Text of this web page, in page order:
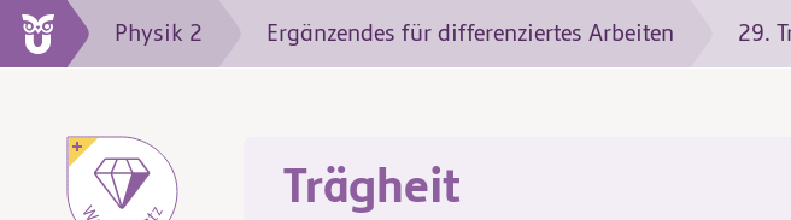
Trägheit
Physik 2 Ergänzendes für differenziertes Arbeiten 29.